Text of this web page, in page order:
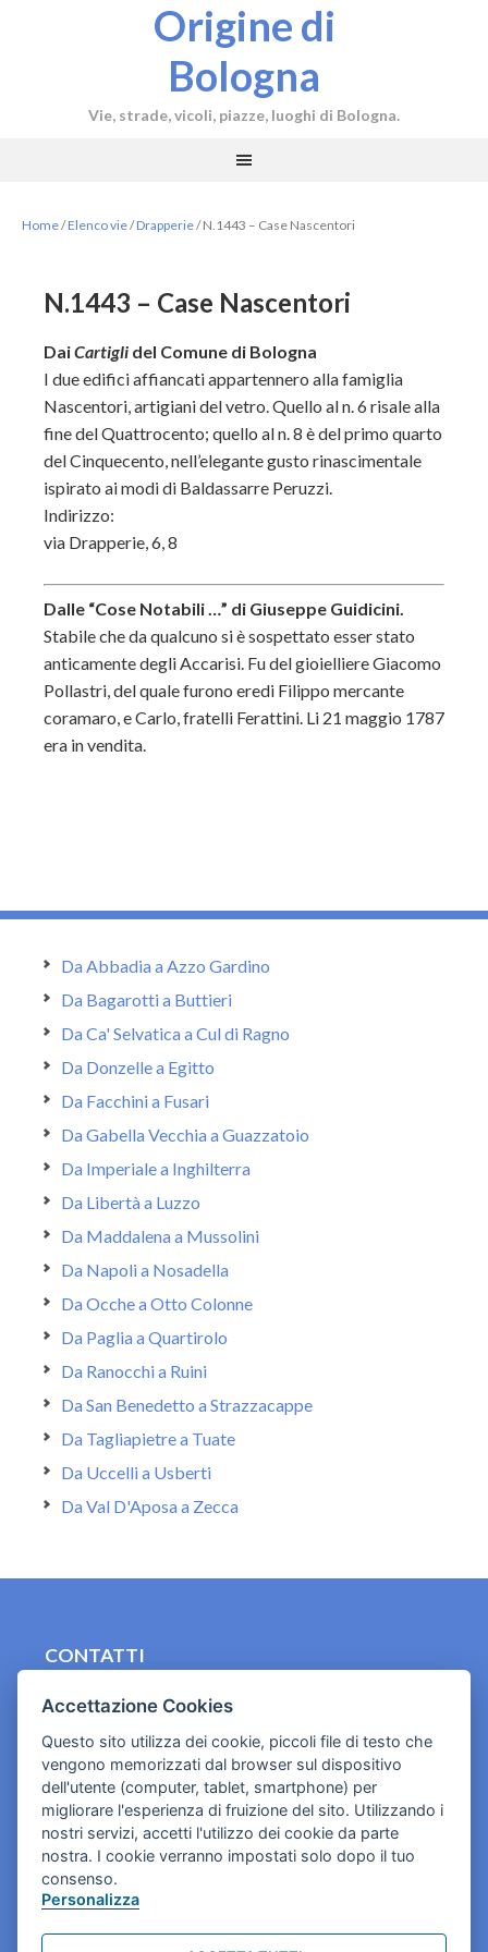
Origine di
Bologna
Vie, strade, vicoli, piazze, luoghi di Bologna.
Home/Elenco vie/Drapperie/N.1443 – Case Nascentori
N.1443 – Case Nascentori
DaiCartigli del Comune di Bologna
I due edifici affiancati appartennero alla famiglia
Nascentori, artigiani del vetro. Quello al n. 6 risale alla
fine del Quattrocento; quello al n. 8 è del primo quarto
del Cinquecento, nell’elegante gusto rinascimentale
ispirato ai modi di Baldassarre Peruzzi.
Indirizzo:
via Drapperie, 6, 8
Dalle “Cose Notabili …” di Giuseppe Guidicini.
Stabile che da qualcuno si è sospettato esser stato
anticamente degli Accarisi. Fu del gioielliere Giacomo
Pollastri, del quale furono eredi Filippo mercante
coramaro, e Carlo, fratelli Ferattini. Li 21 maggio 1787
era in vendita.
Da Abbadia a Azzo Gardino
Da Bagarotti a Buttieri
Da Ca' Selvatica a Cul di Ragno
Da Donzelle a Egitto
Da Facchini a Fusari
Da Gabella Vecchia a Guazzatoio
Da Imperiale a Inghilterra
Da Libertà a Luzzo
Da Maddalena a Mussolini
Da Napoli a Nosadella
Da Ocche a Otto Colonne
Da Paglia a Quartirolo
Da Ranocchi a Ruini
Da San Benedetto a Strazzacappe
Da Tagliapietre a Tuate
Da Uccelli a Usberti
Da Val D'Aposa a Zecca
CONTATTI
Cookies e informativa privacy
Accettazione Cookies
Questo sito utilizza dei cookie, piccoli file di testo che
vengono memorizzati dal browser sul dispositivo
dell'utente (computer, tablet, smartphone) per
migliorare l'esperienza di fruizione del sito. Utilizzando i
nostri servizi, accetti l'utilizzo dei cookie da parte
nostra. I cookie verranno impostati solo dopo il tuo
consenso.
Personalizza